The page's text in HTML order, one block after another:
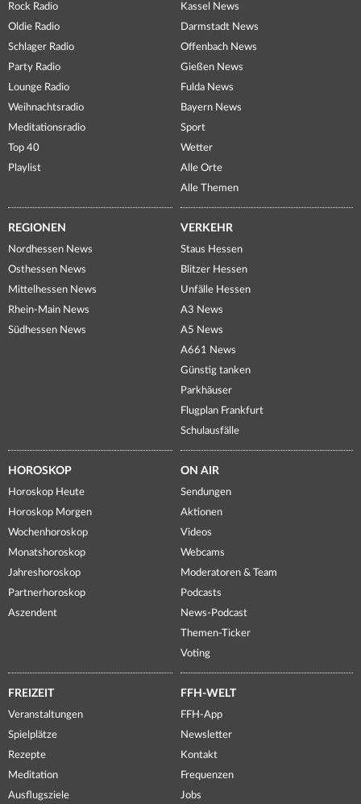
Rock Radio
Oldie Radio
Schlager Radio
Party Radio
Lounge Radio
Weihnachtsradio
Meditationsradio
Top 40
Playlist
Kassel News
Darmstadt News
Offenbach News
Gießen News
Fulda News
Bayern News
Sport
Wetter
Alle Orte
Alle Themen
REGIONEN
Nordhessen News
Osthessen News
Mittelhessen News
Rhein-Main News
Südhessen News
VERKEHR
Staus Hessen
Blitzer Hessen
Unfälle Hessen
A3 News
A5 News
A661 News
Günstig tanken
Parkhäuser
Flugplan Frankfurt
Schulausfälle
HOROSKOP
Horoskop Heute
Horoskop Morgen
Wochenhoroskop
Monatshoroskop
Jahreshoroskop
Partnerhoroskop
Aszendent
ON AIR
Sendungen
Aktionen
Videos
Webcams
Moderatoren & Team
Podcasts
News-Podcast
Themen-Ticker
Voting
FREIZEIT
Veranstaltungen
Spielplätze
Rezepte
Meditation
Ausflugsziele
FFH-WELT
FFH-App
Newsletter
Kontakt
Frequenzen
Jobs